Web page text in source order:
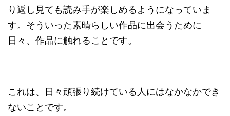
り返し見ても読み手が楽しめるようになっていま
す。そういった素晴らしい作品に出会うために
日々、作品に触れることです。
これは、日々頑張り続けている人にはなかなかでき
ないことです。